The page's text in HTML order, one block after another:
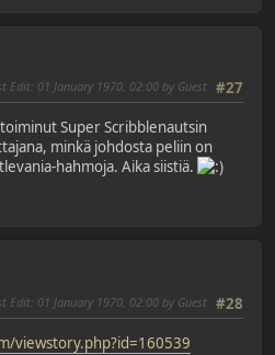
#27
Edit: 01 January 1970, 02:00 by Guest
Super Scribblenautsin
minkä johdosta peliin on
hahmoja. Aika siistiä.
#28
Edit: 01 January 1970, 02:00 by Guest
viewstory.php?id=160539